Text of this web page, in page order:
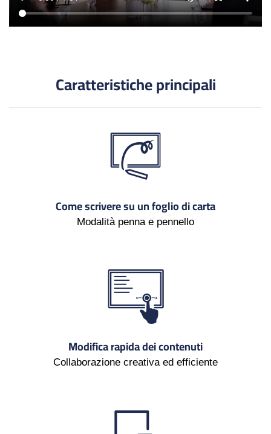
Caratteristiche principali
Come scrivere su un foglio di carta
Modalità penna e pennello
Modifica rapida dei contenuti
Collaborazione creativa ed efficiente